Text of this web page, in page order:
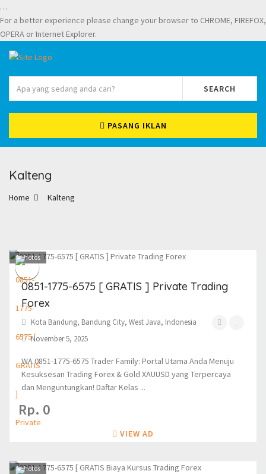
…
For a better experience please change your browser to CHROME, FIREFOX,
OPERA or Internet Explorer.
SEARCH
PASANG IKLAN
Kalteng
Home Kalteng
1photos
0851-1775-6575 [ GRATIS ] Private Trading
Forex
Kota Bandung, Bandung City, West Java, Indonesia
November 5, 2025
WA 0851-1775-6575 Trader Family: Portal Utama Anda Menuju
Kesuksesan Trading Forex & Gold XAUUSD yang Terpercaya
dan Menguntungkan! Daftar Kelas ...
Rp. 0
VIEW AD
1photos